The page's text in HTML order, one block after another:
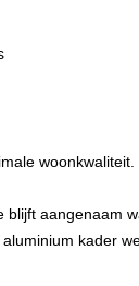
kader